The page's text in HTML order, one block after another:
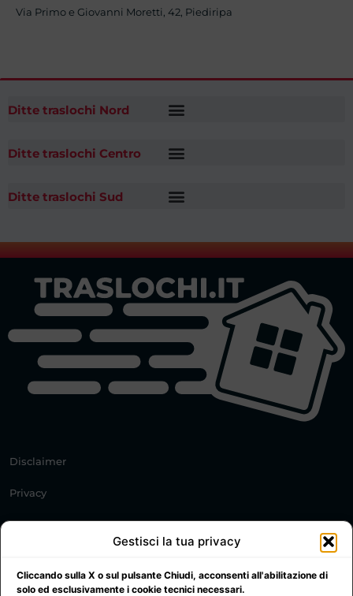
Gestisci la tua privacy
Cliccando sulla X o sul pulsante Chiudi, acconsenti all'abilitazione di
solo ed esclusivamente i cookie tecnici necessari.
Via Primo e Giovanni Moretti, 42, Piediripa
Ditte traslochi Nord
Ditte traslochi Centro
Ditte traslochi Sud
Disclaimer
Privacy
Cookie Policy